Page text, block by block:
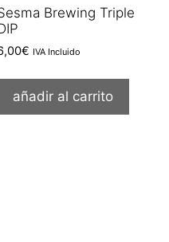
Brewing Triple
€ IVA Incluido
añadir al carrito